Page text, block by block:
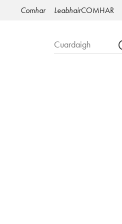
Comhar LeabhairCOMHAR